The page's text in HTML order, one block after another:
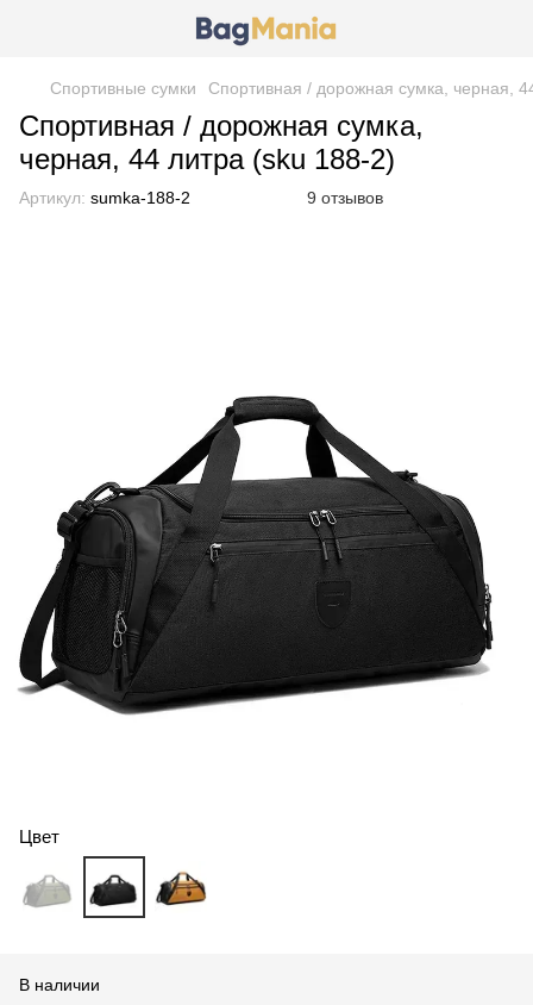
Спортивные сумки Спортивная / дорожная сумка, черная,
Спортивная / дорожная сумка,
черная, 44 литра (sku 188-2)
Артикул: sumka-188-2 9 отзывов
Цвет
В наличии